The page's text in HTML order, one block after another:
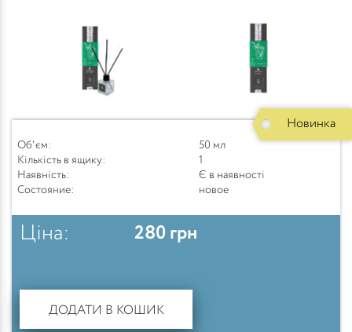
Об'єм:
50 мл
Кількість в ящику:
1
Наявність:
Є в наявності
Состояние:
новое
Ціна: 280 грн
ДОДАТИ В КОШИК
Новинка